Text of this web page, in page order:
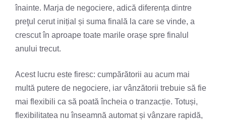
înainte. Marja de negociere, adică diferența dintre
preţul cerut inițial și suma finală la care se vinde, a
crescut în aproape toate marile orașe spre finalul
anului trecut.
Acest lucru este firesc: cumpărătorii au acum mai
multă putere de negociere, iar vânzătorii trebuie să fie
mai flexibili ca să poată încheia o tranzacție. Totuși,
flexibilitatea nu înseamnă automat și vânzare rapidă,